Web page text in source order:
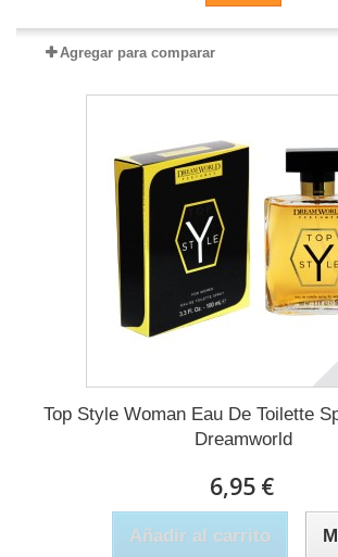
Agregar para comparar
Top Style Woman Eau De Toilette
Dreamworld
6,95 €
Añadir al carrito